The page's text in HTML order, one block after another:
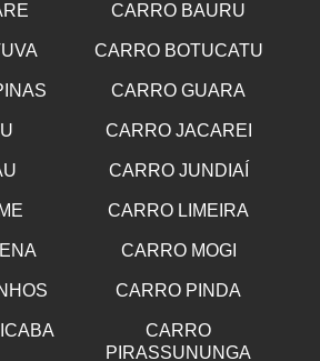
CARRO BAURU
CARRO BOTUCATU
CARRO GUARA
CARRO JACAREI
CARRO JUNDIAÍ
CARRO LIMEIRA
CARRO MOGI
CARRO PINDA
CARRO
PIRASSUNUNGA